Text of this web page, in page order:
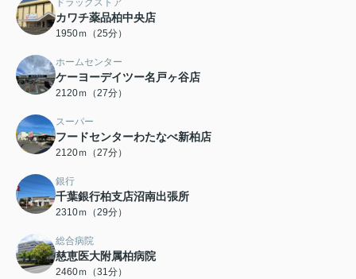
ドラッグストア
カワチ薬品柏中央店
1950ｍ（25分）
ホームセンター
ケーヨーデイツー名戸ヶ谷店
2120ｍ（27分）
スーパー
フードセンターわたなべ新柏店
2120ｍ（27分）
銀行
千葉銀行柏支店沼南出張所
2310ｍ（29分）
総合病院
慈恵医大附属柏病院
2460ｍ（31分）